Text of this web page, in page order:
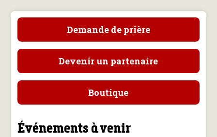
Demande de prière
Devenir un partenaire
Boutique
Événements à venir